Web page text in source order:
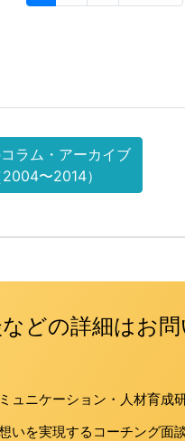
ラム・アーカイブ
2004〜2014）
どの詳細はお問
ュニケーション・人材育成
いを実現するコーチング面